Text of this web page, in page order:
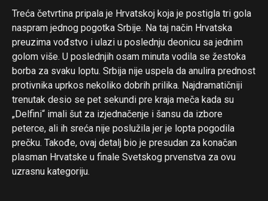
Treća četvrtina pripala je Hrvatskoj koja je postigla tri gola
naspram jednog pogotka Srbije. Na taj način Hrvatska
preuzima vođstvo i ulazi u poslednju deonicu sa jednim
golom više. U poslednjih osam minuta vodila se žestoka
borba za svaku loptu. Srbija nije uspela da anulira prednost
protivnika uprkos nekoliko dobrih prilika. Najdramatičniji
trenutak desio se pet sekundi pre kraja meča kada su
„Delfini“ imali šut za izjednačenje i šansu da izbore
peterce, ali ih sreća nije poslužila jer je lopta pogodila
prečku. Takođe, ovaj detalj bio je presudan za konačan
plasman Hrvatske u finale Svetskog prvenstva za ovu
uzrasnu kategoriju.